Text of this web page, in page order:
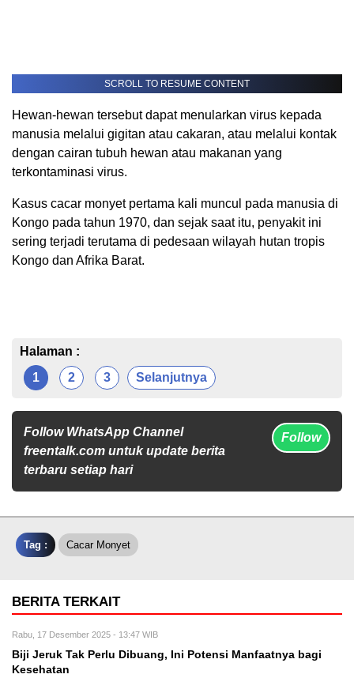
SCROLL TO RESUME CONTENT
Hewan-hewan tersebut dapat menularkan virus kepada
manusia melalui gigitan atau cakaran, atau melalui kontak
dengan cairan tubuh hewan atau makanan yang
terkontaminasi virus.
Kasus cacar monyet pertama kali muncul pada manusia di
Kongo pada tahun 1970, dan sejak saat itu, penyakit ini
sering terjadi terutama di pedesaan wilayah hutan tropis
Kongo dan Afrika Barat.
Halaman :
1
2 3 Selanjutnya
Follow WhatsApp Channel
freentalk.com untuk update berita
terbaru setiap hari
Follow
Tag : Cacar Monyet
BERITA TERKAIT
Rabu, 17 Desember 2025 - 13:47 WIB
Biji Jeruk Tak Perlu Dibuang, Ini Potensi Manfaatnya bagi
Kesehatan